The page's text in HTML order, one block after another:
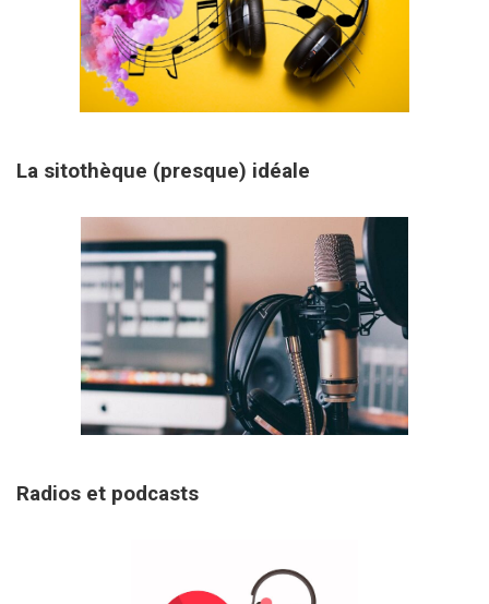
La sitothèque (presque) idéale
Radios et podcasts